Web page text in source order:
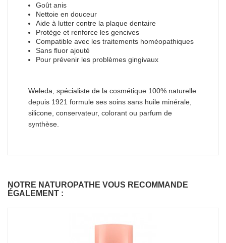
Goût anis
Nettoie en douceur
Aide à lutter contre la plaque dentaire
Protège et renforce les gencives
Compatible avec les traitements homéopathiques
Sans fluor ajouté
Pour prévenir les problèmes gingivaux
Weleda, spécialiste de la cosmétique 100% naturelle
depuis 1921 formule ses soins sans huile minérale,
silicone, conservateur, colorant ou parfum de
synthèse.
NOTRE NATUROPATHE VOUS RECOMMANDE
ÉGALEMENT :